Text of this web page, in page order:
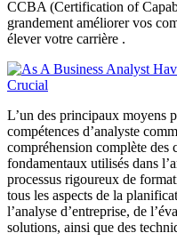
CCBA (Certification of
grandement améliorer vos
élever votre carrière .
L’un des principaux moyens
compétences d’analyste
compréhension complète des
fondamentaux utilisés dans
processus rigoureux de
tous les aspects de la
l’analyse d’entreprise, de
solutions, ainsi que des